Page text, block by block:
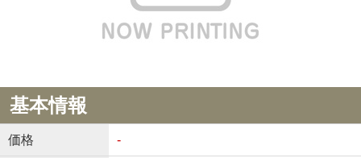
基本情報
価格 -